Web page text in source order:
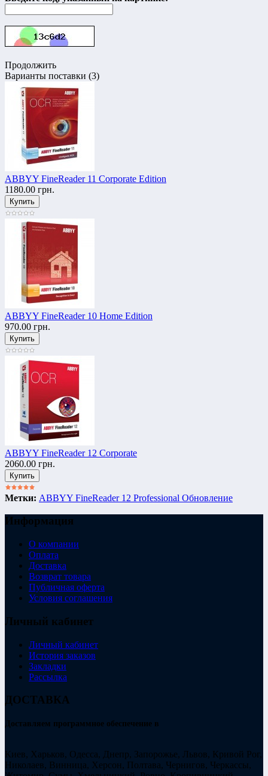
Продолжить
Варианты поставки (3)
ABBYY FineReader 11 Corporate Edition
1180.00 грн.
ABBYY FineReader 10 Home Edition
970.00 грн.
ABBYY FineReader 12 Corporate
2060.00 грн.
Метки: ABBYY FineReader 12 Professional Обновление
Информация
О компании
Оплата
Доставка
Возврат товара
Публичная оферта
Условия соглашения
Личный кабинет
Личный кабинет
История заказов
Закладки
Рассылка
ДОСТАВКА
Доставляем программное обеспечение в
Киев, Харьков, Одесса, Днепр, Запорожье, Львов, Кривой Рог,
Николаев, Винница, Херсон, Полтава, Чернигов, Черкассы,